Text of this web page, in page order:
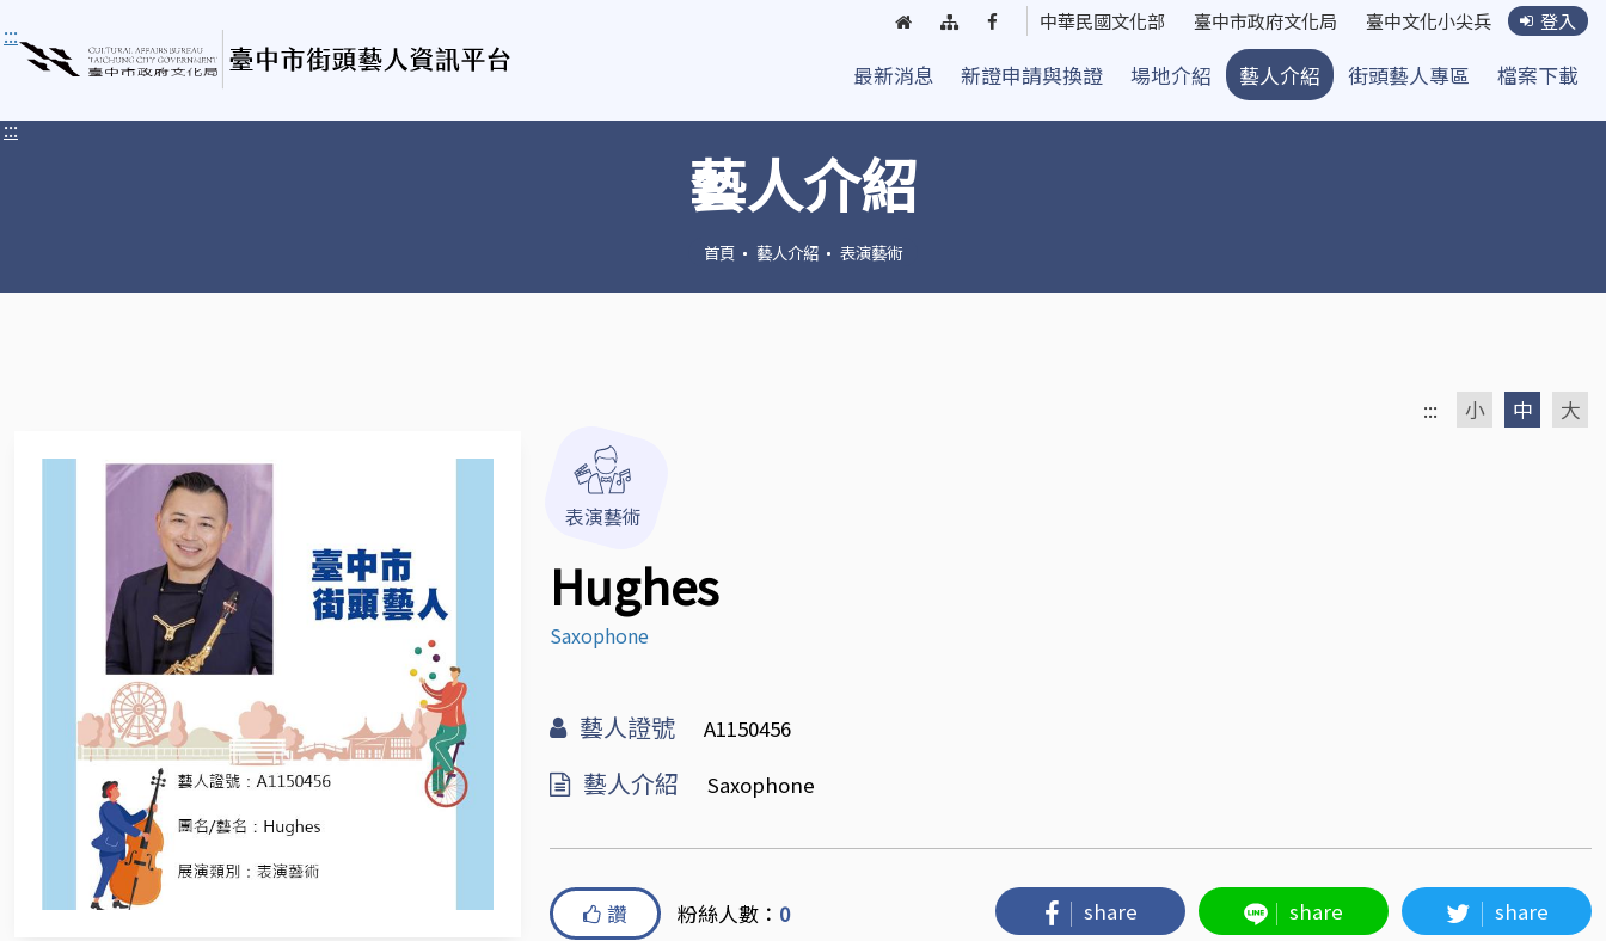
:::
回
頁
網
導
覽
臺
街
頭
中華民國文化部 臺中市政府文化局 臺中文化小尖兵 登入
最新消息 新證申請與換證 場地介紹 藝人介紹 街頭藝人專區
檔案下載
:::
藝人介紹
首頁 藝人介紹 表演藝術
::: 小 中 大
表演藝術
Hughes
Saxophone
藝人證號 A1150456
藝人介紹 Saxophone
讚 粉絲人數： 0 share share share